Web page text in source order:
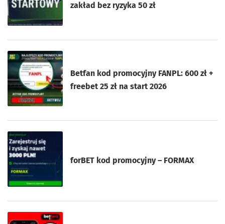
zakład bez ryzyka 50 zł
Betfan kod promocyjny FANPL: 600 zł +
freebet 25 zł na start 2026
forBET kod promocyjny – FORMAX